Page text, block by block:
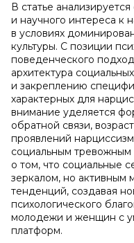
В статье
и научного интереса к
в условиях
культуры. С позиции
поведенческого
архитектура
и закреплению
характерных для
внимание уделяется
обратной связи,
проявлений
социальным тревожным
о том, что социальные
зеркалом, но активным
тенденций, создавая
психологического
молодежи и женщин с
платформ.